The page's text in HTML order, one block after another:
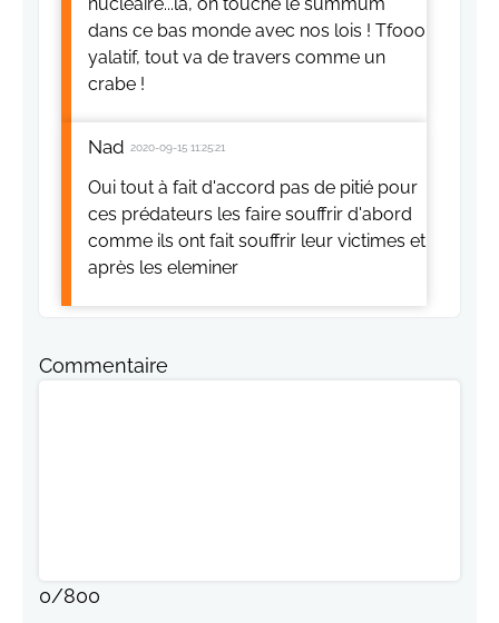
dans ce bas monde avec nos lois ! Tfooo
yalatif, tout va de travers comme un
crabe !
Nad 2020-09-15 11:25:21
Oui tout à fait d'accord pas de pitié pour
ces prédateurs les faire souffrir d'abord
comme ils ont fait souffrir leur victimes et
après les eleminer
Commentaire
0/800